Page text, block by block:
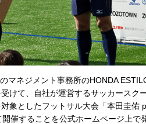
マネジメント事務所のHONDA
けて、自社が運営するサッカースク
象としたフットサル大会「本田圭佑
催することを公式ホームページ上で